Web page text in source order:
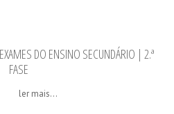
DO ENSINO SECUNDÁRIO | 2.ª
FASE
ler mais...